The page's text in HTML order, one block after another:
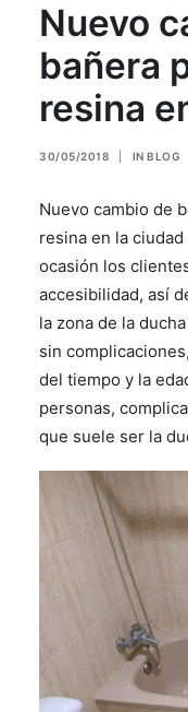
Nuevo
bañera
resina
30/05/2018 IN BLOG
Nuevo cambio de
resina en la
ocasión los
accesibilidad, así
la zona de la
sin
del tiempo y la
personas,
que suele ser la